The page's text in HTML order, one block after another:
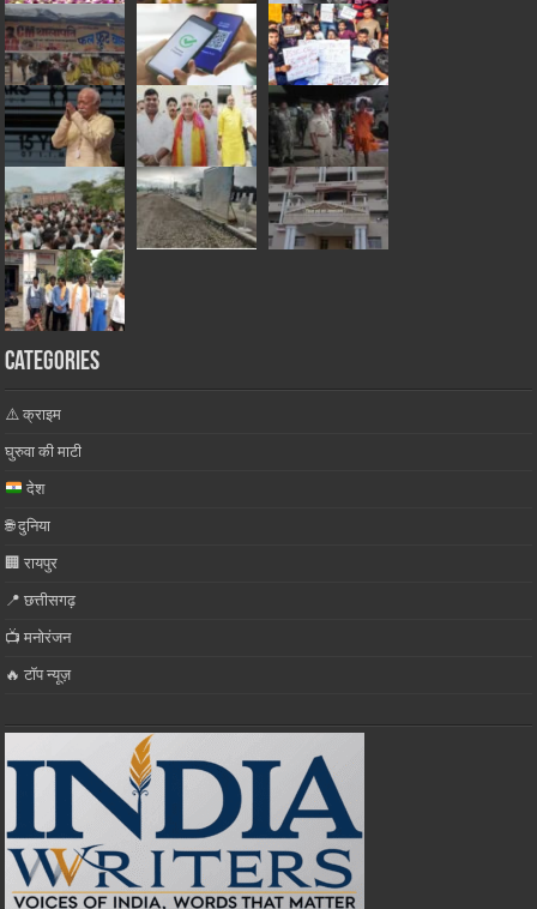
Categories
⚠️ क्राइम
घुरुवा की माटी
देश
🌐 दुनिया
🏢 रायपुर
📍 छत्तीसगढ़
📺 मनोरंजन
🔥 टॉप न्यूज़